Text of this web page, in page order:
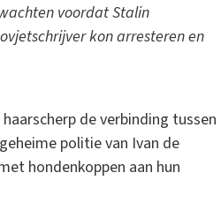
voordat Stalin
kon arresteren en
de verbinding tussen
politie van Ivan de
hondenkoppen aan hun